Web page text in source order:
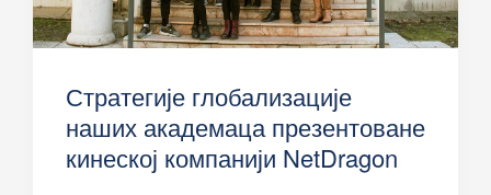
Стратегије глобализације
наших академаца презентоване
кинеској компанији NetDragon